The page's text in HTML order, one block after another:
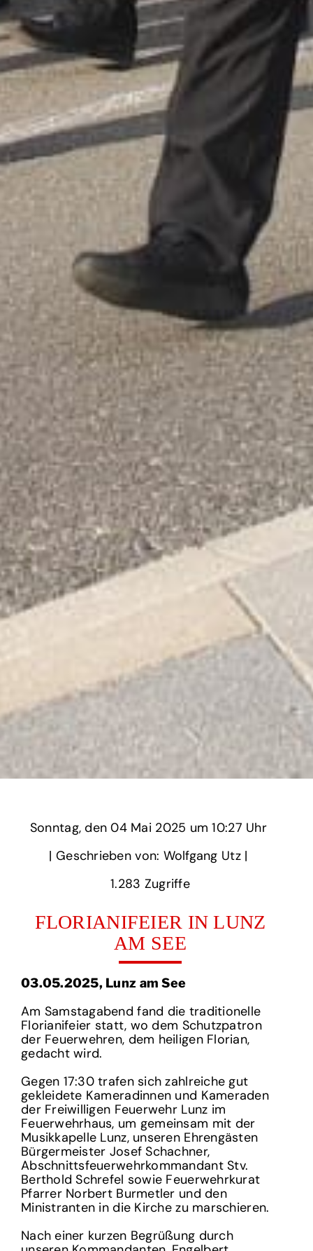
Sonntag, ‏‏‎ ‎den 04 Mai 2025 um‏‏‎ ‎
10:27 Uhr‏‏‎ ‎
‎| Geschrieben von: Wolfgang Utz | ‎
1.283‏‏‎ ‎Zugriffe
FLORIANIFEIER IN LUNZ
AM SEE
03.05.2025, Lunz am See
Am Samstagabend fand die traditionelle
Florianifeier statt, wo dem Schutzpatron
der Feuerwehren, dem heiligen Florian,
gedacht wird.
Gegen 17:30 trafen sich zahlreiche gut
gekleidete Kameradinnen und Kameraden
der Freiwilligen Feuerwehr Lunz im
Feuerwehrhaus, um gemeinsam mit der
Musikkapelle Lunz, unseren Ehrengästen
Bürgermeister Josef Schachner,
Abschnittsfeuerwehrkommandant Stv.
Berthold Schrefel sowie Feuerwehrkurat
Pfarrer Norbert Burmetler und den
Ministranten in die Kirche zu marschieren.
Nach einer kurzen Begrüßung durch